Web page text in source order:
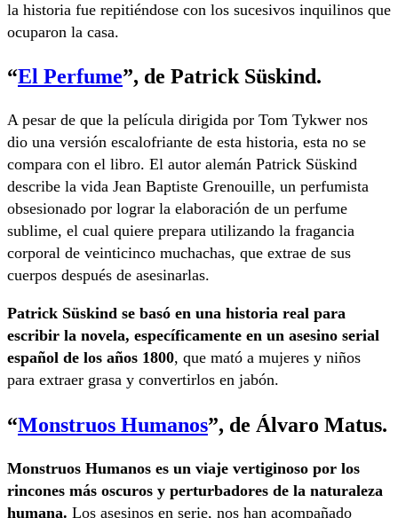
la historia fue repitiéndose con los sucesivos inquilinos que
ocuparon la casa.
“El Perfume”, de Patrick Süskind.
A pesar de que la película dirigida por Tom Tykwer nos
dio una versión escalofriante de esta historia, esta no se
compara con el libro. El autor alemán Patrick Süskind
describe la vida Jean Baptiste Grenouille, un perfumista
obsesionado por lograr la elaboración de un perfume
sublime, el cual quiere prepara utilizando la fragancia
corporal de veinticinco muchachas, que extrae de sus
cuerpos después de asesinarlas.
Patrick Süskind se basó en una historia real para
escribir la novela, específicamente en un asesino serial
español de los años 1800, que mató a mujeres y niños
para extraer grasa y convertirlos en jabón.
“Monstruos Humanos”, de Álvaro Matus.
Monstruos Humanos es un viaje vertiginoso por los
rincones más oscuros y perturbadores de la naturaleza
humana. Los asesinos en serie, nos han acompañado